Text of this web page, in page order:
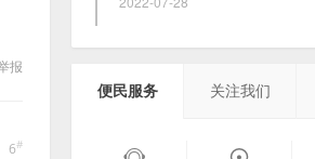
2022-03-11
S60v3v5
便民服务 关注我们
报
6#